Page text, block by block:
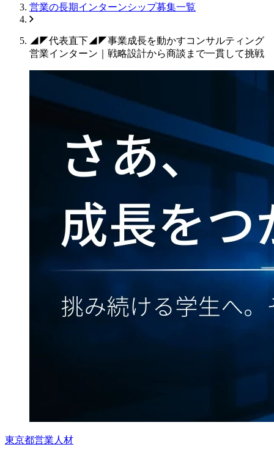
営業の長期インターンシップ募集一覧
◢◤代表直下◢◤事業成長を動かすコンサルティング
営業インターン｜戦略設計から商談まで一貫して挑戦
東京都営業 人材